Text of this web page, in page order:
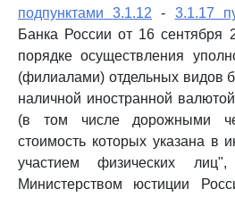
подпунктами 3.1.12 - 3.1.17
Банка России от 16
порядке осуществления
(филиалами) отдельных видов
наличной иностранной
(в том числе дорожными
стоимость которых указана в
участием физических лиц",
Министерством юстиции